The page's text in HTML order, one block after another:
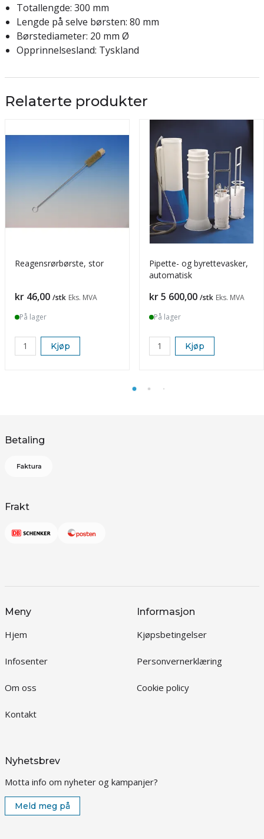
Totallengde: 300 mm
Lengde på selve børsten: 80 mm
Børstediameter: 20 mm Ø
Opprinnelsesland: Tyskland
Relaterte produkter
Reagensrørbørste, stor
Pris
kr 46,00 /stk Eks. MVA
På lager
Kjøp
Pipette- og byrettevasker,
automatisk
Pris
kr 5 600,00 /stk Eks. MVA
På lager
Kjøp
Betaling
Frakt
Meny
Hjem
Infosenter
Om oss
Kontakt
Informasjon
Kjøpsbetingelser
Personvernerklæring
Cookie policy
Nyhetsbrev
Motta info om nyheter og kampanjer?
Meld meg på